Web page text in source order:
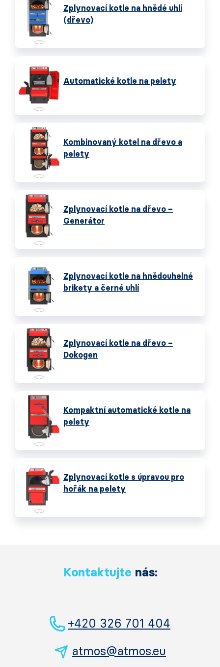
Zplynovací kotle na hnědé uhlí
(dřevo)
Automatické kotle na pelety
Kombinovaný kotel na dřevo a
pelety
Zplynovací kotle na dřevo –
Generátor
Zplynovací kotle na hnědouhelné
brikety a černé uhlí
Zplynovací kotle na dřevo –
Dokogen
Kompaktní automatické kotle na
pelety
Zplynovací kotle s úpravou pro
hořák na pelety
Kontaktujte nás:
+420 326 701 404
atmos@atmos.eu